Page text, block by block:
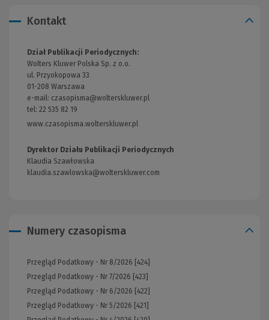
Kontakt
Dział Publikacji Periodycznych:
Wolters Kluwer Polska Sp. z o.o.
ul. Przyokopowa 33
01-208 Warszawa
e-mail: czasopisma@wolterskluwer.pl
tel: 22 535 82 19
www.czasopisma.wolterskluwer.pl
innej
Dyrektor Działu Publikacji Periodycznych
Klaudia Szawłowska
klaudia.szawlowska@wolterskluwer.com
Numery czasopisma
Przegląd Podatkowy - Nr 8/2026 [424]
Przegląd Podatkowy - Nr 7/2026 [423]
Przegląd Podatkowy - Nr 6/2026 [422]
Przegląd Podatkowy - Nr 5/2026 [421]